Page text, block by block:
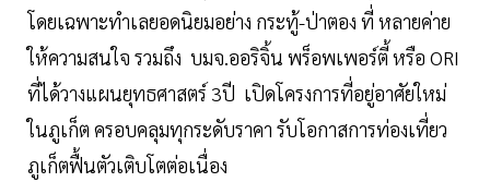
โดยเฉพาะทำเลยอดนิยมอย่าง กระทู้-ป่าตอง ที่ หลายค่าย
ให้ความสนใจ รวมถึง บมจ.ออริจิ้น พร็อพเพอร์ตี้ หรือ ORI
ที่ได้วางแผนยุทธศาสตร์ 3ปี เปิดโครงการที่อยู่อาศัยใหม่
ในภูเก็ต ครอบคลุมทุกระดับราคา รับโอกาสการท่องเที่ยว
ภูเก็ตฟื้นตัวเติบโตต่อเนื่อง